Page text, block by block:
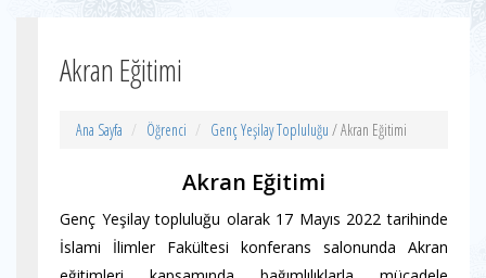
Akran Eğitimi
Ana Sayfa Öğrenci Genç Yeşilay Topluluğu / Akran Eğitimi
Akran Eğitimi
Genç Yeşilay topluluğu olarak 17 Mayıs 2022 tarihinde
İslami İlimler Fakültesi konferans salonunda Akran